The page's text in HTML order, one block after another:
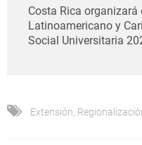
Costa Rica organizará
Latinoamericano y
Social Universitaria
Extensión,